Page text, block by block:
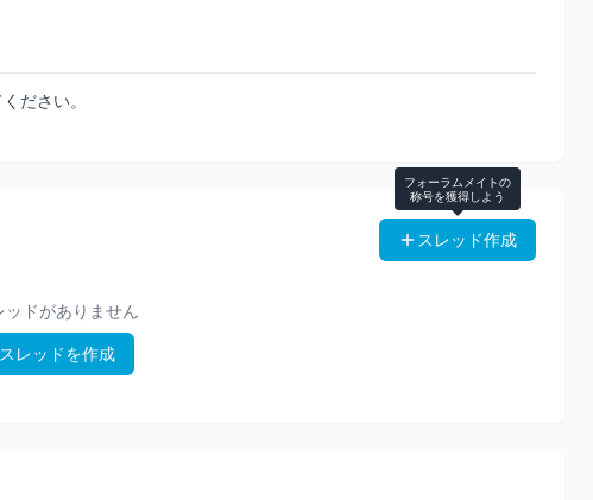
ださい。
フォーラムメイトの
称号を獲得しよう
スレッド作成
ッドがありません
レッドを作成